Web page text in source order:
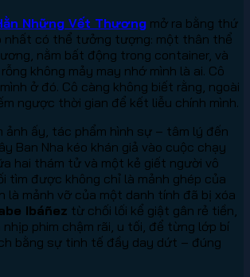
Những Vết Thương mở ra bằng thứ
nhất có thể tưởng tượng: một thân thể
nằm bất động trong container, và
không mảy may nhớ mình là ai. Cô
ở đó. Cô càng không biết rằng, ngoài
ngược thời gian để kết liễu chính mình.
ảnh ấy, tác phẩm hình sự – tâm lý đến
Ban Nha kéo khán giả vào cuộc chạy
hai thám tử và một kẻ giết người vô
tìm được không chỉ là mảnh ghép của
là mảnh vỡ của một danh tính đã bị xóa
Ibáñez từ chối lối kể giật gân rẻ tiền,
phim chậm rãi, u tối, để từng lớp bí
bằng sự tinh tế đầy day dứt – đúng